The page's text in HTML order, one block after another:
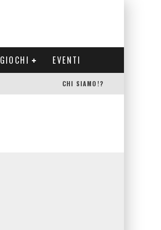
GIOCHI EVENTI
CHI SIAMO!?